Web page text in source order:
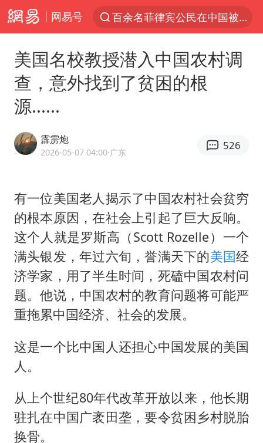
网易号
百余名菲律宾公民在中国被依法处理
7月份居民消费价格指数保持温和上涨
重大涉诈逃犯檀某落网
独闯南太行失联女子遗体已找到
台湾不是国家不存在“国格”
广岛长崎的昨天未必不会是日本的明天
高铁双人座被免票儿童挤成3人座
男子攒206小时加班调休被拒获赔1.6万
中方：奉劝美方解除对古巴制裁封锁
公安部通报：抓获犯罪嫌疑人8200余名
我国民营企业创新动能持续增强
真理之光，何以能照亮复兴之路？
美国名校教授潜入中国农村调
查，意外找到了贫困的根
源......
霹雳炮
2026-05-07 04:00·广东
526
有一位美国老人揭示了中国农村社会贫穷
的根本原因，在社会上引起了巨大反响。
这个人就是罗斯高（Scott Rozelle）一个
满头银发，年过六旬，誉满天下的美国经
济学家，用了半生时间，死磕中国农村问
题。他说，中国农村的教育问题将可能严
重拖累中国经济、社会的发展。
这是一个比中国人还担心中国发展的美国
人。
从上个世纪80年代改革开放以来，他长期
驻扎在中国广袤田垄，要令贫困乡村脱胎
换骨。